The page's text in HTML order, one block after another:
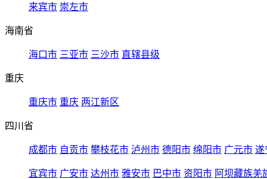
来宾市 崇左市
海南省
海口市 三亚市 三沙市 直辖县级
重庆
重庆市 重庆 两江新区
四川省
成都市 自贡市 攀枝花市 泸州市 德阳市 绵阳市 广元市 遂
宜宾市 广安市 达州市 雅安市 巴中市 资阳市 阿坝藏族羌